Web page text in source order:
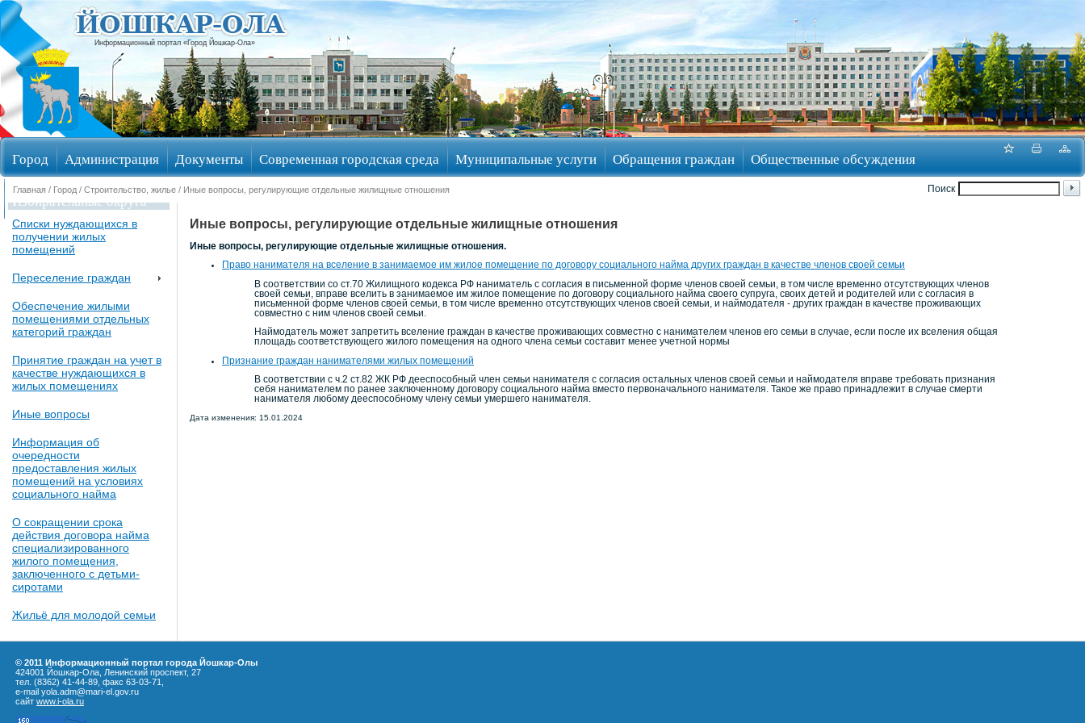
Информационный портал «Город Йошкар-Ола»
Город Администрация Документы Современная городская среда Муниципальные услуги Обращения граждан Общественные обсуждения
Избирательные округа
Поиск
Главная / Город / Строительство, жилье / Иные вопросы, регулирующие отдельные жилищные отношения
Списки нуждающихся в
получении жилых
помещений
Переселение граждан
Обеспечение жилыми
помещениями отдельных
категорий граждан
Принятие граждан на учет в
качестве нуждающихся в
жилых помещениях
Иные вопросы
Информация об
очередности
предоставления жилых
помещений на условиях
социального найма
О сокращении срока
действия договора найма
специализированного
жилого помещения,
заключенного с детьми-
сиротами
Жильё для молодой семьи
Иные вопросы, регулирующие отдельные жилищные отношения
Иные вопросы, регулирующие отдельные жилищные отношения.
Право нанимателя на вселение в занимаемое им жилое помещение по договору социального найма других граждан в качестве членов своей семьи
В соответствии со ст.70 Жилищного кодекса РФ наниматель с согласия в письменной форме членов своей семьи, в том числе временно отсутствующих членов
своей семьи, вправе вселить в занимаемое им жилое помещение по договору социального найма своего супруга, своих детей и родителей или с согласия в
письменной форме членов своей семьи, в том числе временно отсутствующих членов своей семьи, и наймодателя - других граждан в качестве проживающих
совместно с ним членов своей семьи.
Наймодатель может запретить вселение граждан в качестве проживающих совместно с нанимателем членов его семьи в случае, если после их вселения общая
площадь соответствующего жилого помещения на одного члена семьи составит менее учетной нормы
Признание граждан нанимателями жилых помещений
В соответствии с ч.2 ст.82 ЖК РФ дееспособный член семьи нанимателя с согласия остальных членов своей семьи и наймодателя вправе требовать признания
себя нанимателем по ранее заключенному договору социального найма вместо первоначального нанимателя. Такое же право принадлежит в случае смерти
нанимателя любому дееспособному члену семьи умершего нанимателя.
Дата изменения: 15.01.2024
© 2011 Информационный портал города Йошкар-Олы
424001 Йошкар-Ола, Ленинский проспект, 27
тел. (8362) 41-44-89, факс 63-03-71,
e-mail yola.adm@mari-el.gov.ru
сайт www.i-ola.ru